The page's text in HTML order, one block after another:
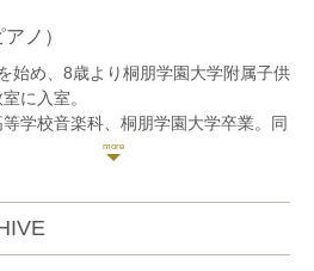
『佐渡裕とスーパーキッズ・オーケ
2017年首席チェロ奏者を務める。
内楽アカデミア第3期生。 桐朋学園
ニング・コンサート・シリーズにて
演。サントリーホール室内楽アカデミ
ース2023公開マスタークラスを受
アノ）
始め、8歳より桐朋学園大学附属子供
に入室。
学校音楽科、桐朋学園大学卒業。同
科修士課程ピアノコース(ソロ)を修
アノを松谷幹子、松谷園子、松本
氏に師事。